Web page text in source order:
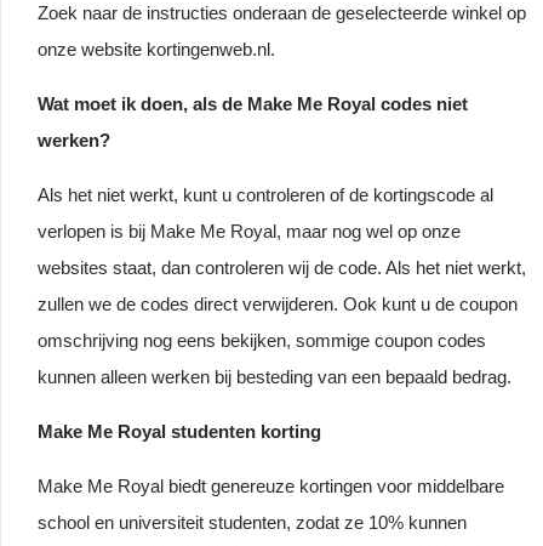
Zoek naar de instructies onderaan de geselecteerde winkel op
onze website kortingenweb.nl.
Wat moet ik doen, als de Make Me Royal codes niet
werken?
Als het niet werkt, kunt u controleren of de kortingscode al
verlopen is bij Make Me Royal, maar nog wel op onze
websites staat, dan controleren wij de code. Als het niet werkt,
zullen we de codes direct verwijderen. Ook kunt u de coupon
omschrijving nog eens bekijken, sommige coupon codes
kunnen alleen werken bij besteding van een bepaald bedrag.
Make Me Royal studenten korting
Make Me Royal biedt genereuze kortingen voor middelbare
school en universiteit studenten, zodat ze 10% kunnen